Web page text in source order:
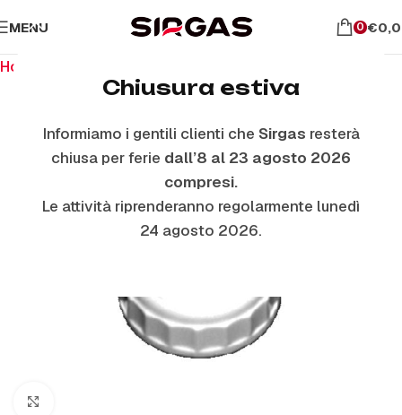
Chiusura estiva
Informiamo i gentili clienti che Sirgas resterà
chiusa per ferie dall’8 al 23 agosto 2026
compresi.
Le attività riprenderanno regolarmente lunedì
24 agosto 2026.
MENU 0 €
Home
ESAURITO